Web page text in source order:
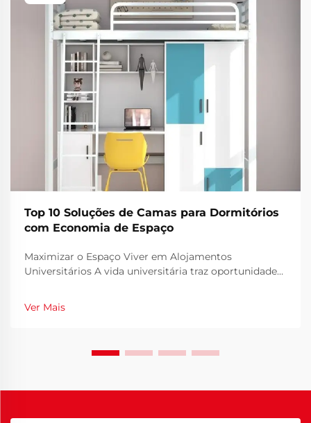
Top 10 Soluções de Camas para Dormitórios
com Economia de Espaço
Maximizar o Espaço Viver em Alojamentos
Universitários A vida universitária traz oportunidades
vezes significa aproveitar ao máximo poucos metros
quadrados. O torna-se não apenas um lugar para
Ver Mais